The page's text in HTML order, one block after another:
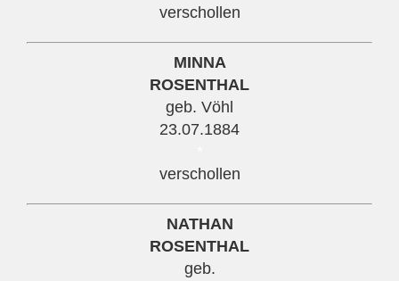
verschollen
MINNA
ROSENTHAL
geb. Vöhl
23.07.1884
verschollen
NATHAN
ROSENTHAL
geb.